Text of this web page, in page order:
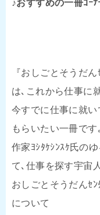
♪おすすめの一冊ｺｰﾅ
『おしごとそうだ
は､これから仕事に
今すでに仕事に就
もらいたい一冊です｡
作家ﾖｼﾀｹｼﾝｽｹ氏の
て､仕事を探す宇宙
おしごとそうだんｾﾝ
について